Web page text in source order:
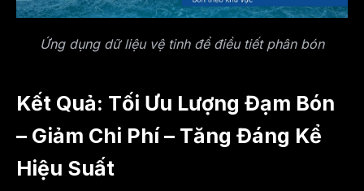
Ứng dụng dữ liệu vệ tinh để điều tiết phân bón
Kết Quả: Tối Ưu Lượng Đạm Bón
– Giảm Chi Phí – Tăng Đáng Kể
Hiệu Suất